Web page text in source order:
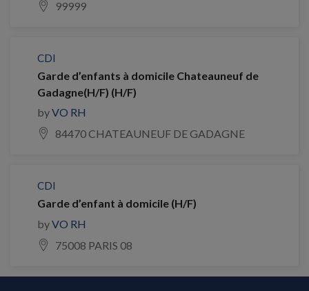
99999
CDI
Garde d’enfants à domicile Chateauneuf de
Gadagne(H/F) (H/F)
byVO RH
84470 CHATEAUNEUF DE GADAGNE
CDI
Garde d’enfant à domicile (H/F)
byVO RH
75008 PARIS 08